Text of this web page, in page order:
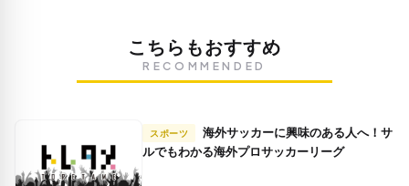
こちらもおすすめ
RECOMMENDED
スポーツ
ルでもわかる海外プロサッカーリーグ